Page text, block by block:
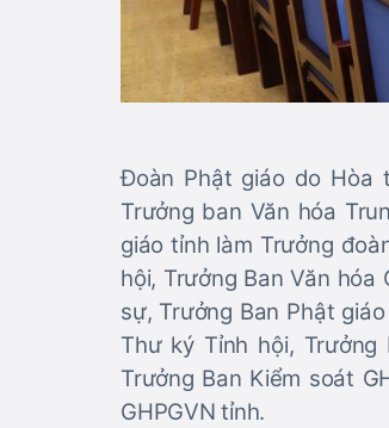
Đoàn Phật giáo do Hòa
Trưởng ban Văn hóa
giáo tỉnh làm Trưởng
hội, Trưởng Ban Văn hóa
sự, Trưởng Ban Phật
Thư ký Tỉnh hội, Trưởng
Trưởng Ban Kiểm soát
GHPGVN tỉnh.